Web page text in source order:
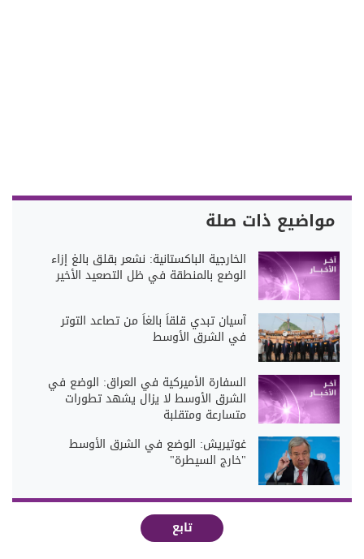
مواضيع ذات صلة
الخارجية الباكستانية: نشعر بقلق بالغ إزاء
الوضع بالمنطقة في ظل التصعيد الأخير
آسيان تبدي قلقاً بالغاً من تصاعد التوتر
في الشرق الأوسط
السفارة الأميركية في العراق: الوضع في
الشرق الأوسط لا يزال يشهد تطورات
متسارعة ومتقلبة
غوتيريش: الوضع في الشرق الأوسط
"خارج السيطرة"
تابع